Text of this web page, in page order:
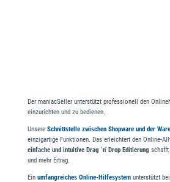
Der maniacSeller unterstützt professionell den
einzurichten und zu bedienen.
Unsere Schnittstelle zwischen Shopware und der
einzigartige Funktionen. Das erleichtert den Online-
einfache und intuitive Drag ‘n’ Drop Editierung schafft
und mehr Ertrag.
Ein umfangreiches Online-Hilfesystemunterstützt bei